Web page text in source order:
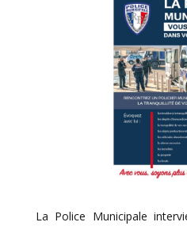
La Police Municipale